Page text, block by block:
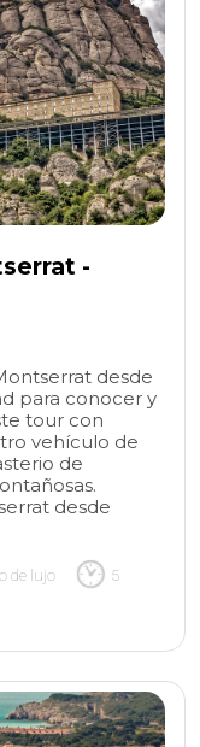
-
desde
para conocer y
tour con
vehículo de
de
desde
de lujo 5